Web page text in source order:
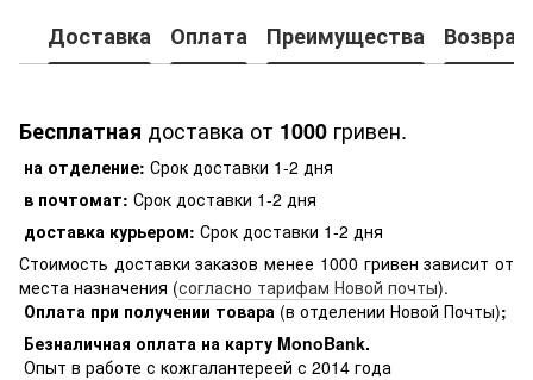
Доставка Оплата Преимущества Возврат
Бесплатная доставка от 1000 гривен.
на отделение: Срок доставки 1-2 дня
в почтомат: Срок доставки 1-2 дня
доставка курьером: Срок доставки 1-2 дня
Стоимость доставки заказов менее 1000 гривен зависит от
места назначения (согласно тарифам Новой почты).
Оплата при получении товара (в отделении Новой Почты);
Безналичная оплата на карту MonoBank.
Опыт в работе с кожгалантереей с 2014 года